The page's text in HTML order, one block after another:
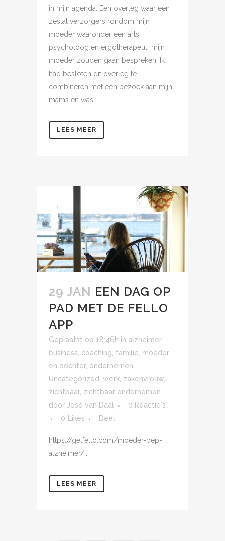
in mijn agenda. Een overleg waar een
zestal verzorgers rondom mijn
moeder waaronder een arts,
psycholoog en ergotherapeut mijn
moeder zouden gaan bespreken. Ik
had besloten dit overleg te
combineren met een bezoek aan mijn
mams en was...
LEES MEER
29 JAN EEN DAG OP
PAD MET DE FELLO
APP
Geplaatst op 18:46h in alzheimer,
business coaching familie moeder
en dochter, ondernemen
Uncategorized werk zakenvrouw
zichtbaar, zichtbaar ondernemen
door Jose van Daal
0 Reactie's
0
Likes Deel
https://getfello.com/moeder-bep-
alzheimer/...
LEES MEER